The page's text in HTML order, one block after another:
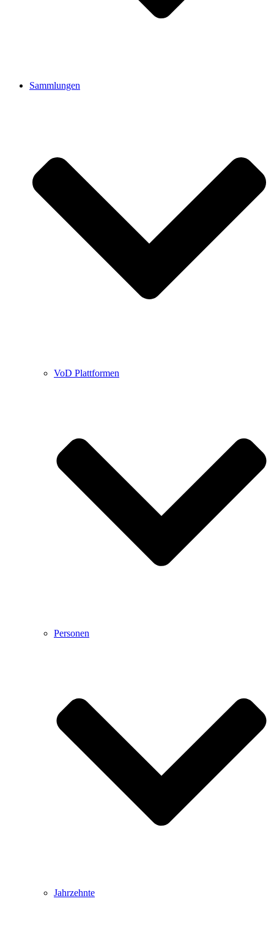
Sammlungen
VoD Plattformen
Personen
Jahrzehnte